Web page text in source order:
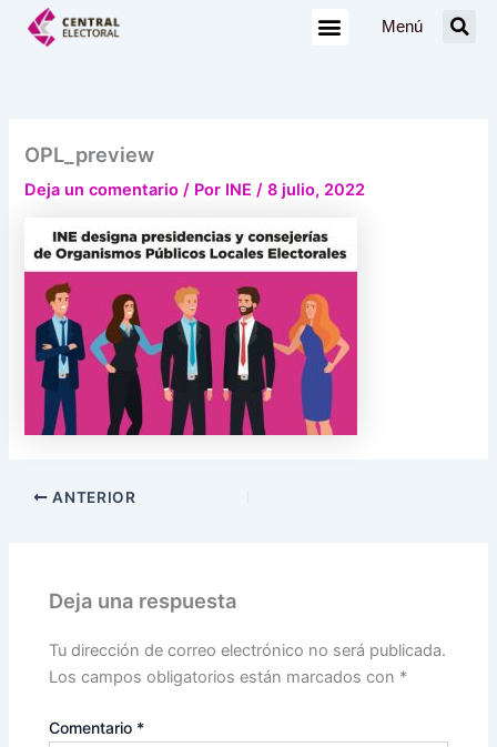
Menú
OPL_preview
Deja un comentario / Por INE/8 julio, 2022
ANTERIOR
Deja una respuesta
Tu dirección de correo electrónico no será publicada.
Los campos obligatorios están marcados con *
Comentario *